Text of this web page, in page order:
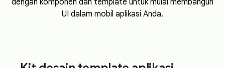
UI dalam mobil aplikasi Anda.